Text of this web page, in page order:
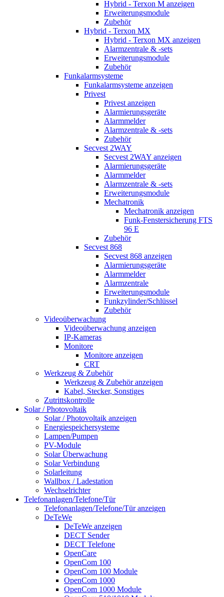
Hybrid - Terxon M anzeigen
Erweiterungsmodule
Zubehör
Hybrid - Terxon MX
Hybrid - Terxon MX anzeigen
Alarmzentrale & -sets
Erweiterungsmodule
Zubehör
Funkalarmsysteme
Funkalarmsysteme anzeigen
Privest
Privest anzeigen
Alarmierungsgeräte
Alarmmelder
Alarmzentrale & -sets
Zubehör
Secvest 2WAY
Secvest 2WAY anzeigen
Alarmierungsgeräte
Alarmmelder
Alarmzentrale & -sets
Erweiterungsmodule
Mechatronik
Mechatronik anzeigen
Funk-Fenstersicherung FTS
96 E
Zubehör
Secvest 868
Secvest 868 anzeigen
Alarmierungsgeräte
Alarmmelder
Alarmzentrale
Erweiterungsmodule
Funkzylinder/Schlüssel
Zubehör
Videoüberwachung
Videoüberwachung anzeigen
IP-Kameras
Monitore
Monitore anzeigen
CRT
Werkzeug & Zubehör
Werkzeug & Zubehör anzeigen
Kabel, Stecker, Sonstiges
Zutrittskontrolle
Solar / Photovoltaik
Solar / Photovoltaik anzeigen
Energiespeichersysteme
Lampen/Pumpen
PV-Module
Solar Überwachung
Solar Verbindung
Solarleitung
Wallbox / Ladestation
Wechselrichter
Telefonanlagen/Telefone/Tür
Telefonanlagen/Telefone/Tür anzeigen
DeTeWe
DeTeWe anzeigen
DECT Sender
DECT Telefone
OpenCare
OpenCom 100
OpenCom 100 Module
OpenCom 1000
OpenCom 1000 Module